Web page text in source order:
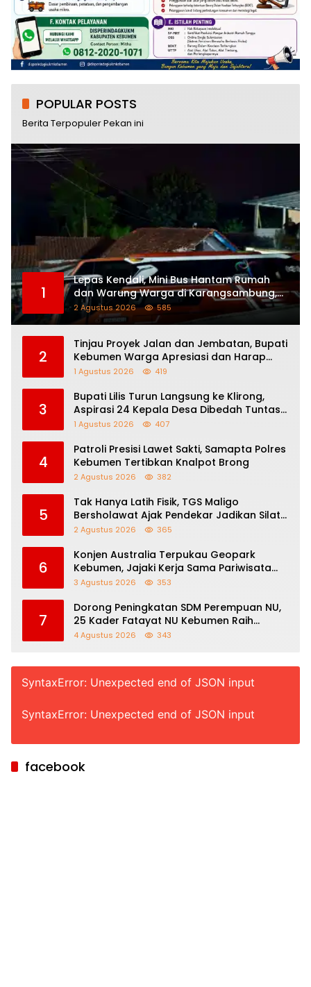
POPULAR POSTS
Berita Terpopuler Pekan ini
1
Lepas Kendali, Mini Bus Hantam Rumah
dan Warung Warga di Karangsambung,
Satu Orang Terluka
2 Agustus 2026 585
2
Tinjau Proyek Jalan dan Jembatan, Bupati
Kebumen Warga Apresiasi dan Harap
Perbaikan Berlanjut
1 Agustus 2026 419
3
Bupati Lilis Turun Langsung ke Klirong,
Aspirasi 24 Kepala Desa Dibedah Tuntas
Bersama Para Kepala Dinas
1 Agustus 2026 407
4
Patroli Presisi Lawet Sakti, Samapta Polres
Kebumen Tertibkan Knalpot Brong
2 Agustus 2026 382
5
Tak Hanya Latih Fisik, TGS Maligo
Bersholawat Ajak Pendekar Jadikan Silat
Sebagai Jalan Dakwah
2 Agustus 2026 365
6
Konjen Australia Terpukau Geopark
Kebumen, Jajaki Kerja Sama Pariwisata
hingga Pendidikan
3 Agustus 2026 353
7
Dorong Peningkatan SDM Perempuan NU,
25 Kader Fatayat NU Kebumen Raih
Beasiswa Afirmasi IAINU
4 Agustus 2026 343
SyntaxError: Unexpected end of JSON input
SyntaxError: Unexpected end of JSON input
facebook